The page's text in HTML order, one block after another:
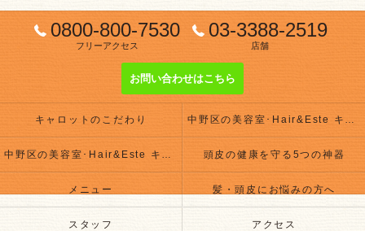
0800-800-7530
フリーアクセス
03-3388-2519
店舗
お問い合わせはこちら
キャロットのこだわり 中野区の美容室･Hair&Este キャロットの評判
中野区の美容室･Hair&Este キャロットのお客様の声 頭皮の健康を守る5つの神器
メニュー 髪・頭皮にお悩みの方へ
スタッフ アクセス